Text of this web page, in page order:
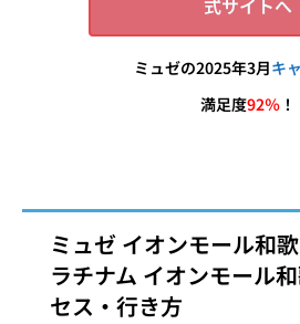
ミュゼの2025年3月キ
満足度92％ ！
ミュゼ イオンモール和
ラチナム イオンモール
セス・行き方